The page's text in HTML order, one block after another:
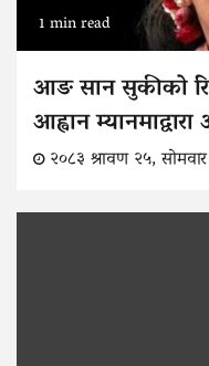
1 min read
आङ सान सुकीको
आह्वान
२०८३ श्रावण २५, सोमवार